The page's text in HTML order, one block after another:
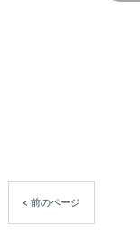
< 前のページ